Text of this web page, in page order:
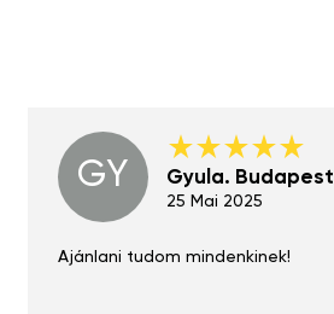
GY Gyula. Budapest
25 Mai 2025
Ajánlani tudom mindenkinek!